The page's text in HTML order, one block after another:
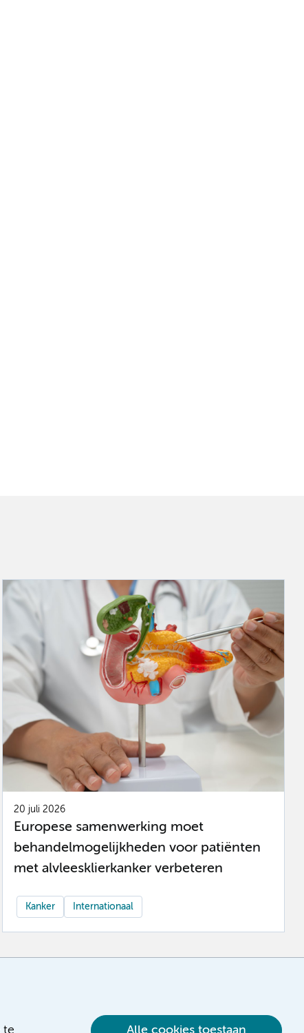
te Alle cookies toestaan
20 juli 2026
Europese samenwerking moet
behandelmogelijkheden voor patiënten
met alvleesklierkanker verbeteren
Kanker Internationaal